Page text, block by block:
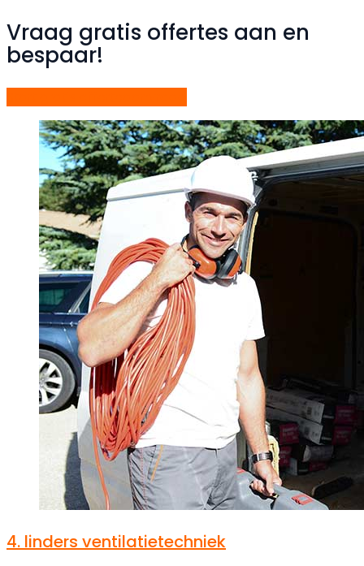
Vraag gratis offertes aan en
bespaar!
4. linders ventilatietechniek